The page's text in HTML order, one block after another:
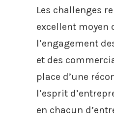
Les challenges
excellent moyen
l’engagement
et des
place d’une
l’esprit
en chacun